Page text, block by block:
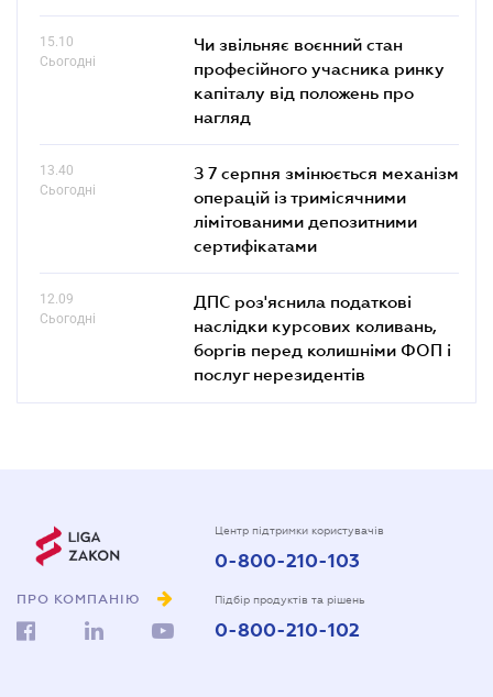
15.10
Сьогодні
Чи звільняє воєнний стан
професійного учасника ринку
капіталу від положень про
нагляд
13.40
Сьогодні
З 7 серпня змінюється механізм
операцій із тримісячними
лімітованими депозитними
сертифікатами
12.09
Сьогодні
ДПС роз'яснила податкові
наслідки курсових коливань,
боргів перед колишніми ФОП і
послуг нерезидентів
ПРО КОМПАНІЮ
Центр підтримки користувачів
0-800-210-103
Підбір продуктів та рішень
0-800-210-102